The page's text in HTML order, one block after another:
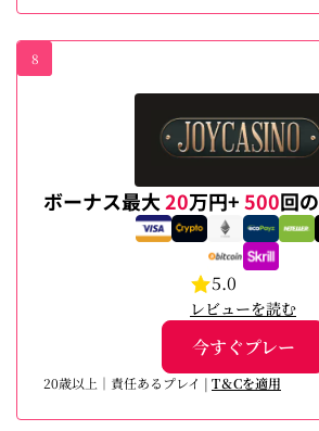
8
ボーナス最大20万円+500回の
5.0
レビューを読む
今すぐプレー
20歳以上｜責任あるプレイ | T＆Cを適用